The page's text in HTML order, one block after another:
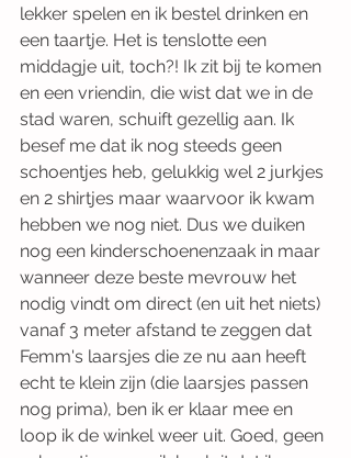
lekker spelen en ik bestel drinken en
een taartje. Het is tenslotte een
middagje uit, toch?! Ik zit bij te komen
en een vriendin, die wist dat we in de
stad waren, schuift gezellig aan. Ik
besef me dat ik nog steeds geen
schoentjes heb, gelukkig wel 2 jurkjes
en 2 shirtjes maar waarvoor ik kwam
hebben we nog niet. Dus we duiken
nog een kinderschoenenzaak in maar
wanneer deze beste mevrouw het
nodig vindt om direct (en uit het niets)
vanaf 3 meter afstand te zeggen dat
Femm's laarsjes die ze nu aan heeft
echt te klein zijn (die laarsjes passen
nog prima), ben ik er klaar mee en
loop ik de winkel weer uit. Goed, geen